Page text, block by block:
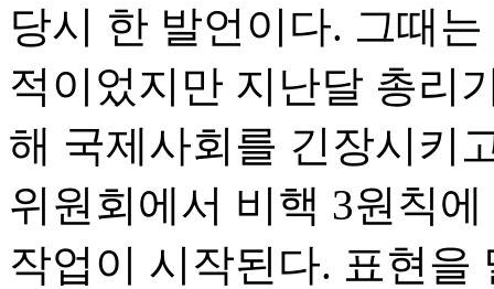
당시 한 발언이다. 그때
적이었지만 지난달 총리
해 국제사회를 긴장시키
위원회에서 비핵 3원칙
작업이 시작된다. 표현